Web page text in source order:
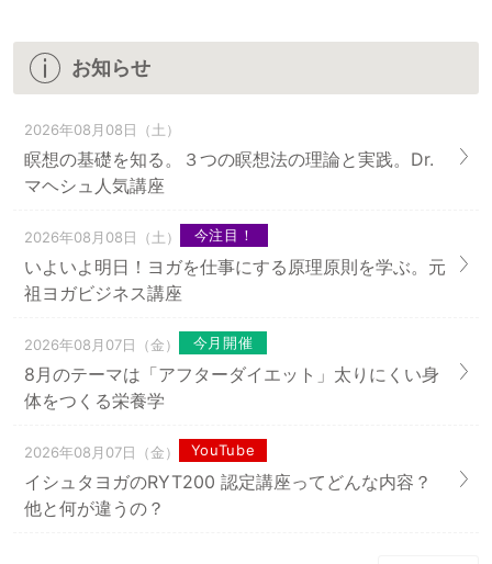
お知らせ
2026年08月08日（土）
瞑想の基礎を知る。３つの瞑想法の理論と実践。Dr.
マヘシュ人気講座
2026年08月08日（土） 今注目！
いよいよ明日！ヨガを仕事にする原理原則を学ぶ。元
祖ヨガビジネス講座
2026年08月07日（金） 今月開催
8月のテーマは「アフターダイエット」太りにくい身
体をつくる栄養学
2026年08月07日（金） YouTube
イシュタヨガのRYT200 認定講座ってどんな内容？
他と何が違うの？